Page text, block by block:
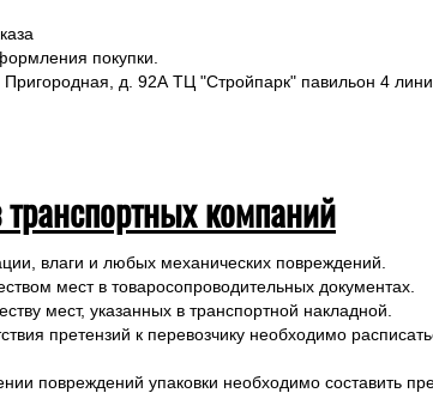
покупки.
д. 92А ТЦ "Стройпарк" павильон 4
компаний
влаги и любых механических повреждений.
мест в товаросопроводительных документах.
мест, указанных в транспортной накладной.
претензий к перевозчику необходимо
повреждений упаковки необходимо составить